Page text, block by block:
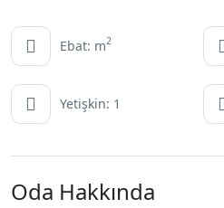
Ebat: m2
Yetişkin: 1
Oda Hakkında